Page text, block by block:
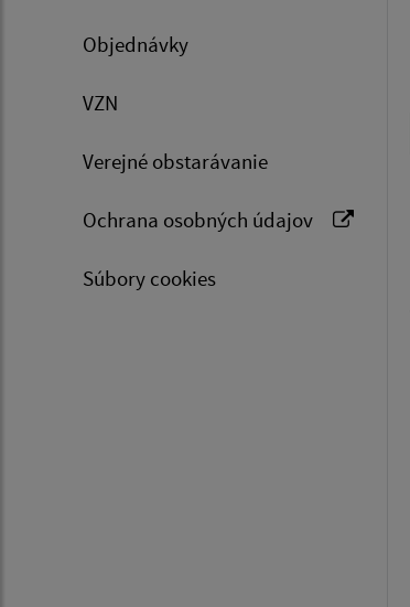
Objednávky
VZN
Verejné obstarávanie
Ochrana osobných údajov
Súbory cookies